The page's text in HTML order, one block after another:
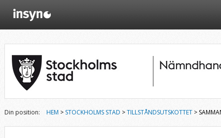
Din position: HEM > STOCKHOLMS STAD >TILLSTÅNDSUTSKOTTET >